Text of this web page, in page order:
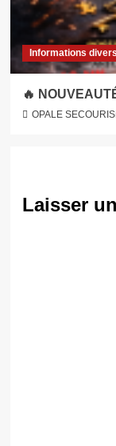
Informations
🔥
OPALE
Laisser